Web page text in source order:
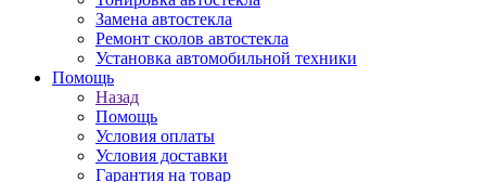
Замена автостекла
Ремонт сколов автостекла
Установка автомобильной техники
Помощь
Назад
Помощь
Условия оплаты
Условия доставки
Гарантия на товар